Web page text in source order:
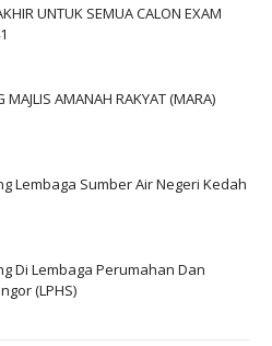
UNTUK SEMUA CALON EXAM
MAJLIS AMANAH RAKYAT (MARA)
Lembaga Sumber Air Negeri Kedah
Di Lembaga Perumahan Dan
(LPHS)